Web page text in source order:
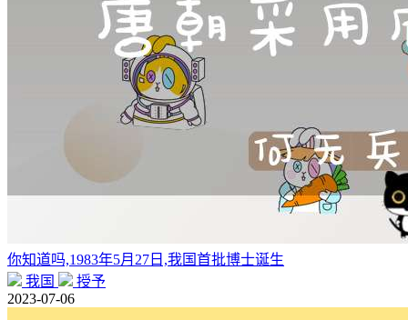
你知道吗,1983年5月27日,我国首批博士诞生
我国
授予
2023-07-06